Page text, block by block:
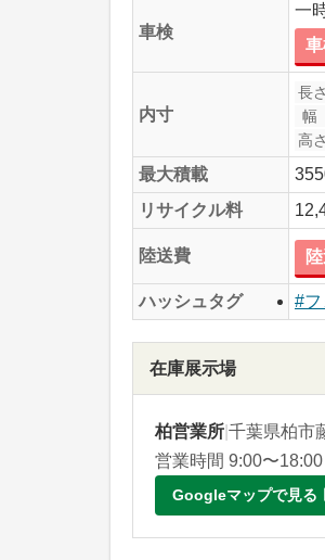
車検
一
内寸
長さ
幅
高さ
最大積載
リサイクル料
陸送費
ハッシュタグ #フ
在庫展示場
柏営業所 千葉県柏市
営業時間 9:00〜18:00
Googleマップで見る